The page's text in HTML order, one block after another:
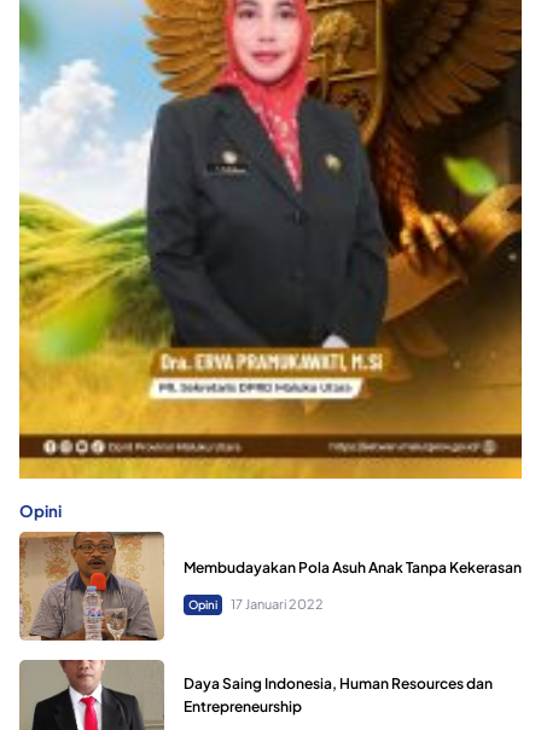
Opini
Membudayakan Pola Asuh Anak Tanpa Kekerasan
Opini 17 Januari 2022
Daya Saing Indonesia, Human Resources dan
Entrepreneurship